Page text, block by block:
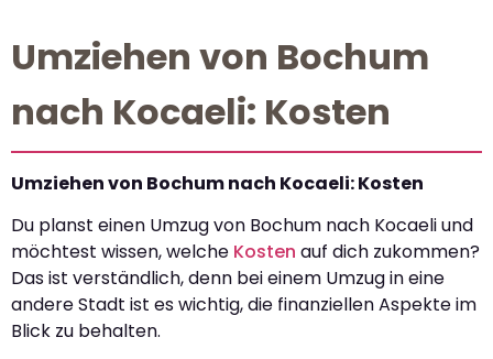
Umziehen von Bochum
nach Kocaeli: Kosten
Umziehen von Bochum nach Kocaeli: Kosten
Du planst einen Umzug von Bochum nach Kocaeli und
möchtest wissen, welche Kosten auf dich zukommen?
Das ist verständlich, denn bei einem Umzug in eine
andere Stadt ist es wichtig, die finanziellen Aspekte im
Blick zu behalten.